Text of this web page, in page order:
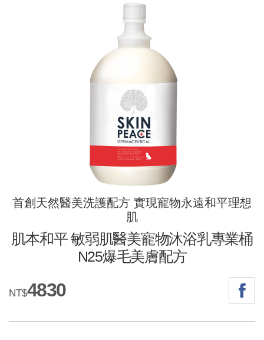
首創天然醫美洗護配方 實現寵物永遠和平理想
肌
肌本和平 敏弱肌醫美寵物沐浴乳專業桶
N25爆毛美膚配方
NT$4830